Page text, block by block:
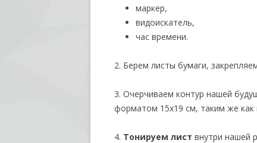
маркер,
видоискатель,
час времени.
2. Берем листы бумаги,
3. Очерчиваем контур нашей
форматом 15х19 см, таким же как
4. Тонируем лист внутри нашей